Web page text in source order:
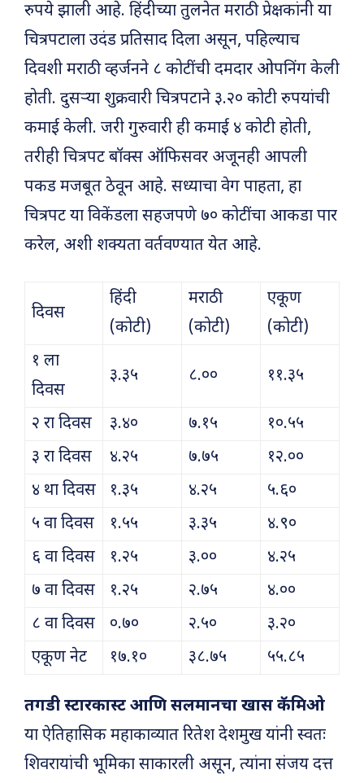
रुपये झाली आहे. हिंदीच्या तुलनेत मराठी प्रेक्षकांनी या
चित्रपटाला उदंड प्रतिसाद दिला असून, पहिल्याच
दिवशी मराठी व्हर्जनने ८ कोटींची दमदार ओपनिंग केली
होती. दुसऱ्या शुक्रवारी चित्रपटाने ३.२० कोटी रुपयांची
कमाई केली. जरी गुरुवारी ही कमाई ४ कोटी होती,
तरीही चित्रपट बॉक्स ऑफिसवर अजूनही आपली
पकड मजबूत ठेवून आहे. सध्याचा वेग पाहता, हा
चित्रपट या विकेंडला सहजपणे ७० कोटींचा आकडा पार
करेल, अशी शक्यता वर्तवण्यात येत आहे.
दिवस
हिंदी
(कोटी)
मराठी
(कोटी)
एकूण
(कोटी)
१ ला
दिवस
३.३५ ८.०० ११.३५
२ रा दिवस ३.४० ७.१५
१०.५५
३ रा दिवस
४.२५ ७.७५
१२.००
४ था दिवस
१.३५ ४.२५
५.६०
५ वा दिवस
१.५५ ३.३५
४.९०
६ वा दिवस
१.२५ ३.००
४.२५
७ वा दिवस
१.२५ २.७५
४.००
८ वा दिवस
०.७० २.५०
३.२०
एकूण नेट
१७.१० ३८.७५ ५५.८५
तगडी स्टारकास्ट आणि सलमानचा खास कॅमिओ
या ऐतिहासिक महाकाव्यात रितेश देशमुख यांनी स्वतः
शिवरायांची भूमिका साकारली असून, त्यांना संजय दत्त